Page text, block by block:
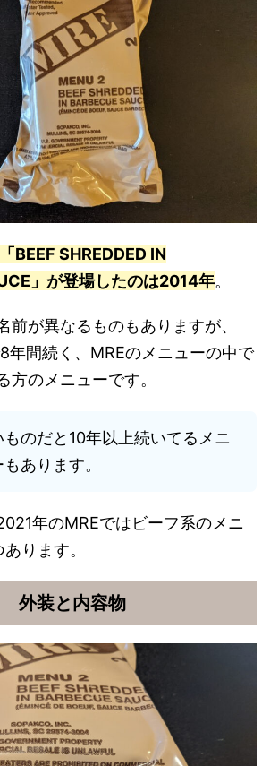
BEEF SHREDDED IN
」が登場したのは2014年。
前が異なるものもありますが、
年間続く、MREのメニューの中で
方のメニューです。
ものだと10年以上続いてるメニ
もあります。
年のMREではビーフ系のメニ
ります。
外装と内容物